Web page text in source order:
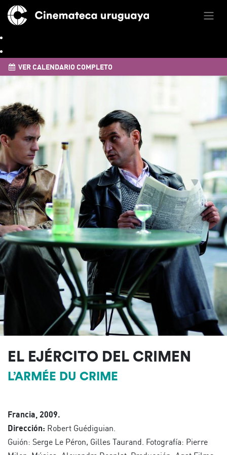
VER CALENDARIO COMPLETO
EL EJÉRCITO DEL CRIMEN
L’ARMÉE DU CRIME
Francia, 2009.
Dirección: Robert Guédiguian.
Guión: Serge Le Péron, Gilles Taurand. Fotografía: Pierre